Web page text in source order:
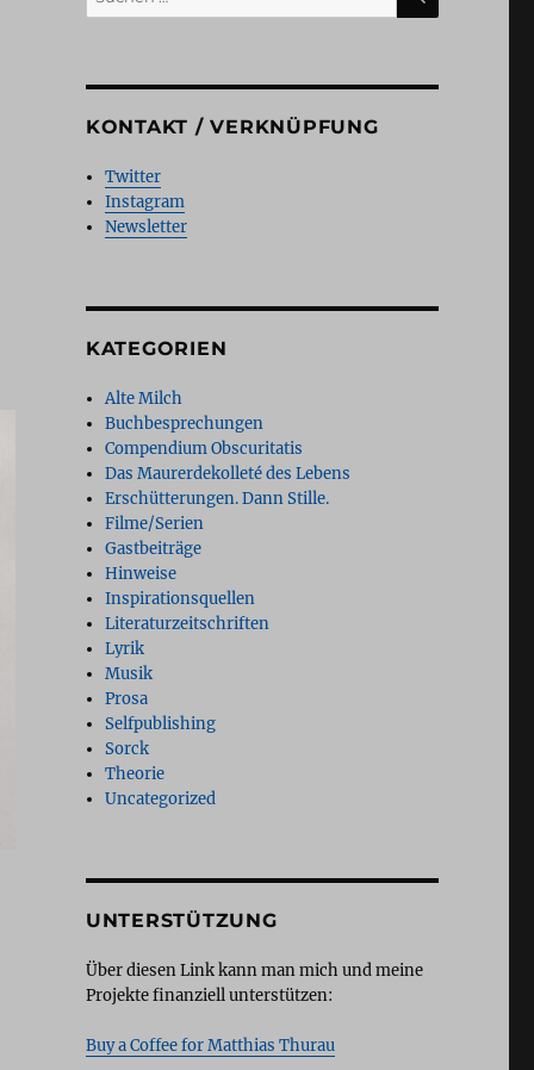
nach:
KONTAKT / VERKNÜPFUNG
Twitter
Instagram
Newsletter
KATEGORIEN
Alte Milch
Buchbesprechungen
Compendium Obscuritatis
Das Maurerdekolleté des Lebens
Erschütterungen. Dann Stille.
Filme/Serien
Gastbeiträge
Hinweise
Inspirationsquellen
Literaturzeitschriften
Lyrik
Musik
Prosa
Selfpublishing
Sorck
Theorie
Uncategorized
UNTERSTÜTZUNG
Über diesen Link kann man mich und meine
Projekte finanziell unterstützen:
Buy a Coffee for Matthias Thurau